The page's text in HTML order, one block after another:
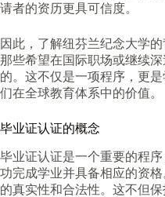
请者的资历更具可信度。
因此，了解纽芬兰纪念大学
那些希望在国际职场或继续
的。这不仅是一项程序，更
们在全球教育体系中的价值。
毕业证认证的概念
毕业证认证是一个重要的程
功完成学业并具备相应的资
的真实性和合法性。这不但